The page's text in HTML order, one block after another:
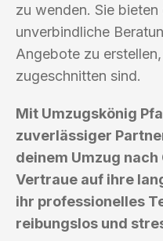
zu wenden. Sie
unverbindliche
Angebote zu
zugeschnitten sind.
Mit Umzugskönig
zuverlässiger
deinem Umzug
Vertraue auf ihre
ihr professionelles
reibungslos und